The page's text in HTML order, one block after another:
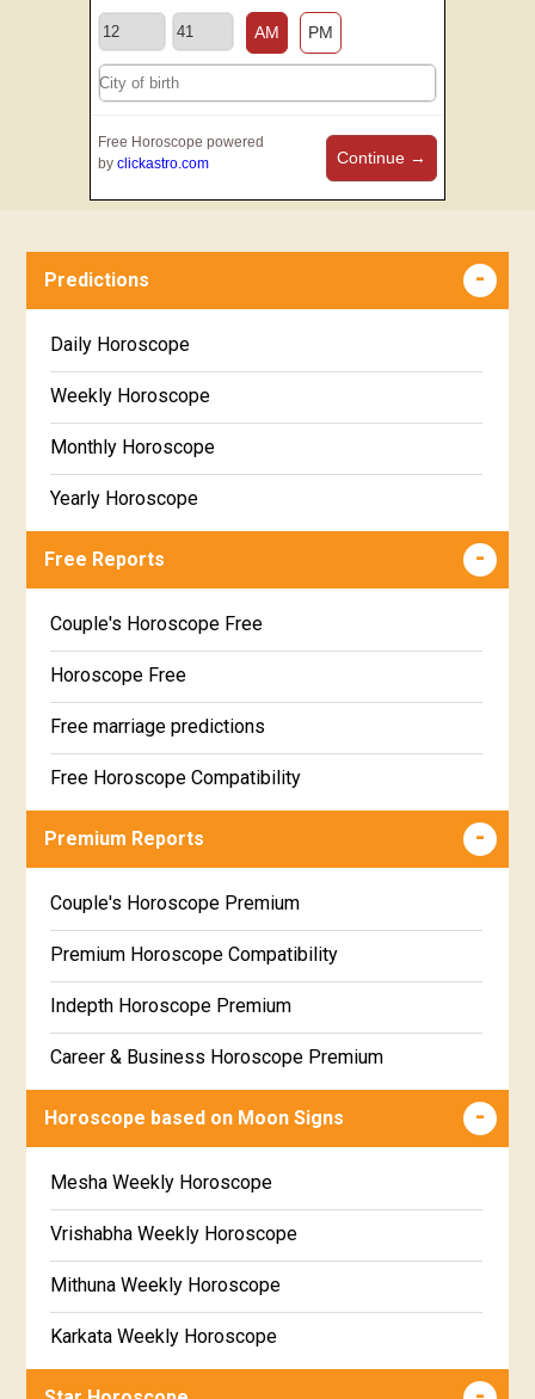
AM PM
Free Horoscope powered
by clickastro.com Continue →
Predictions
Daily Horoscope
Weekly Horoscope
Monthly Horoscope
Yearly Horoscope
Free Reports
Couple's Horoscope Free
Horoscope Free
Free marriage predictions
Free Horoscope Compatibility
Career & Business Horoscope Free
Free Daily Rashiphal
Free Weekly Rashifal
Free Star Horoscope
Free panchanga Predictions
Free Chinese Horoscope
Free Personal Horoscope
Free Chinese Compatibility
Free Numerology Report
Free Feng Shui
Premium Reports
Couple's Horoscope Premium
Premium Horoscope Compatibility
Indepth Horoscope Premium
Career & Business Horoscope Premium
Numerology Premium Report
Premium Gem Recommendation Report
Premium Ugadi Prediction
Premium Yoga Predictions
Premium Super Horoscope
Horoscope based on Moon Signs
Mesha Weekly Horoscope
Vrishabha Weekly Horoscope
Mithuna Weekly Horoscope
Karkata Weekly Horoscope
Simha Weekly Horoscope